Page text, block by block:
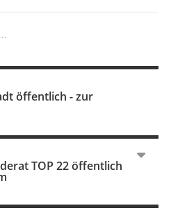
öffentlich - zur
TOP 22 öffentlich